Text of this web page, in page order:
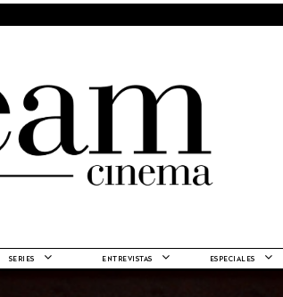
SERIES ENTREVISTAS ESPECIALES